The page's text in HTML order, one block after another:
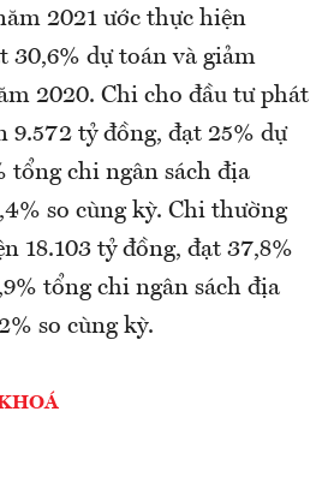
2021 ước thực hiện
30,6% dự toán và giảm
2020. Chi cho đầu tư phát
9.572 tỷ đồng, đạt 25% dự
tổng chi ngân sách địa
so cùng kỳ. Chi thường
18.103 tỷ đồng, đạt 37,8%
tổng chi ngân sách địa
so cùng kỳ.